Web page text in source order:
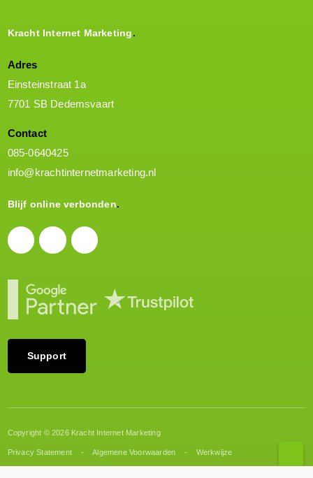
Kracht Internet Marketing
Adres
Einsteinstraat 1a
7701 SB Dedemsvaart
Contact
085-0640425
info@krachtinternetmarketing.nl
Blijf online verbonden
Support
Copyright © 2026 Kracht Internet Marketing
Privacy Statement Algemene Voorwaarden Werkwijze